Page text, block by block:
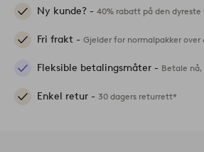
Ny kunde? - 40% rabatt på den dyreste
Fri frakt - Gjelder for normalpakker over
Fleksible betalingsmåter - Betale
Enkel retur - 30 dagers returrett*